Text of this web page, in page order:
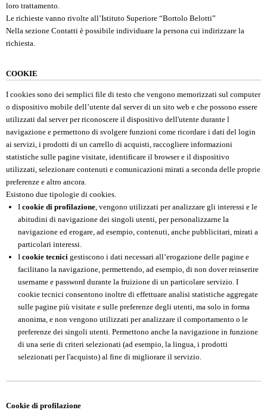
loro trattamento.
Le richieste vanno rivolte all’Istituto Superiore “Bortolo Belotti”
Nella sezione Contatti è possibile individuare la persona cui indirizzare la
richiesta.
COOKIE
I cookies sono dei semplici file di testo che vengono memorizzati sul computer
o dispositivo mobile dell’utente dal server di un sito web e che possono essere
utilizzati dal server per riconoscere il dispositivo dell'utente durante l
navigazione e permettono di svolgere funzioni come ricordare i dati del login
ai servizi, i prodotti di un carrello di acquisti, raccogliere informazioni
statistiche sulle pagine visitate, identificare il browser e il dispositivo
utilizzati, selezionare contenuti e comunicazioni mirati a seconda delle proprie
preferenze e altro ancora.
Esistono due tipologie di cookies.
I cookie di profilazione , vengono utilizzati per analizzare gli interessi e le
abitudini di navigazione dei singoli utenti, per personalizzarne la
navigazione ed erogare, ad esempio, contenuti, anche pubblicitari, mirati a
particolari interessi.
I cookie tecnici gestiscono i dati necessari all’erogazione delle pagine e
facilitano la navigazione, permettendo, ad esempio, di non dover reinserire
username e password durante la fruizione di un particolare servizio. I
cookie tecnici consentono inoltre di effettuare analisi statistiche aggregate
sulle pagine più visitate e sulle preferenze degli utenti, ma solo in forma
anonima, e non vengono utilizzati per analizzare il comportamento o le
preferenze dei singoli utenti. Permettono anche la navigazione in funzione
di una serie di criteri selezionati (ad esempio, la lingua, i prodotti
selezionati per l'acquisto) al fine di migliorare il servizio.
Cookie di profilazione